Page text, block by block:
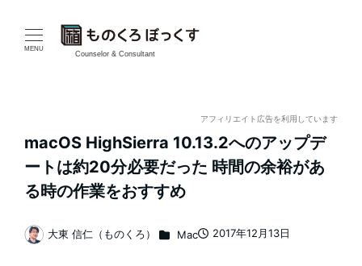
MENU
Counselor & Consultant
アフィリエイト広告を利用しています
macOS HighSierra 10.13.2へのアップデ
ートは約20分必要だった 時間の余裕があ
る時の作業をおすすめ
2017年12月13日
著
大東 信仁（ものくろ） カテゴリー
Mac